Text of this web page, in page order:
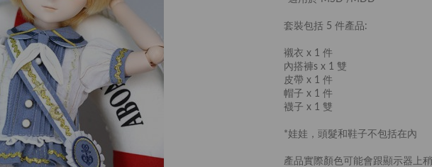
套裝包括 5 件產品:
襯衣 x 1 件
內搭褲s x 1 雙
皮帶 x 1 件
帽子 x 1 件
襪子 x 1 雙
*娃娃，頭髮和鞋子不包括在內
產品實際顏色可能會跟顯示器上